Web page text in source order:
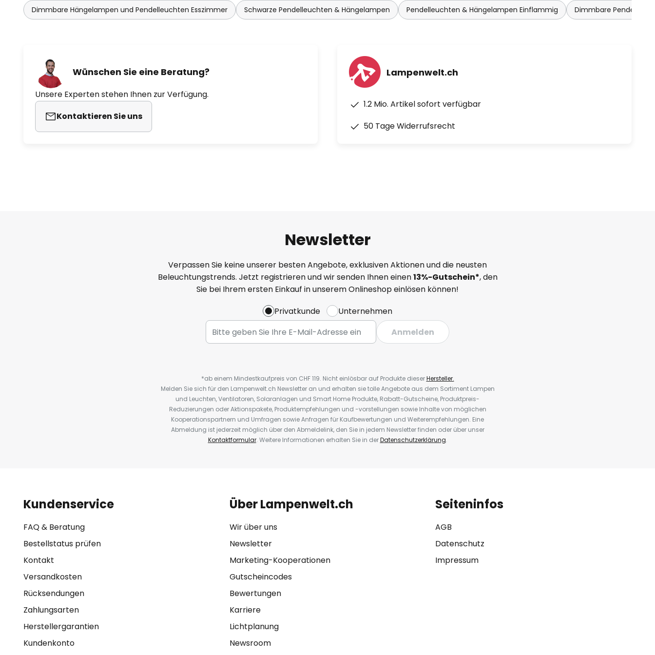
Dimmbare Hängelampen und Pendelleuchten Esszimmer Schwarze Pendelleuchten & Hängelampen Pendelleuchten & Hängelampen Einflammig Dimmbare
Wünschen Sie eine Beratung?
Unsere Experten stehen Ihnen zur Verfügung.
Kontaktieren Sie uns
Lampenwelt.ch
1.2 Mio. Artikel sofort verfügbar
50 Tage Widerrufsrecht
Newsletter
Verpassen Sie keine unserer besten Angebote, exklusiven Aktionen und die neusten
Beleuchtungstrends. Jetzt registrieren und wir senden Ihnen einen13%-Gutschein*, den
Sie bei Ihrem ersten Einkauf in unserem Onlineshop einlösen können!
Privatkunde
Unternehmen
Anmelden
*ab einem Mindestkaufpreis von CHF 119. Nicht einlösbar auf Produkte dieserHersteller.
Melden Sie sich für den Lampenwelt.ch Newsletter an und erhalten sie tolle Angebote aus dem Sortiment Lampen
und Leuchten, Ventilatoren, Solaranlagen und Smart Home Produkte, Rabatt-Gutscheine, Produktpreis-
Reduzierungen oder Aktionspakete, Produktempfehlungen und -vorstellungen sowie Inhalte von möglichen
Kooperationspartnern und Umfragen sowie Anfragen für Kaufbewertungen und Weiterempfehlungen. Eine
Abmeldung ist jederzeit möglich über den Abmeldelink, den Sie in jedem Newsletter finden oder über unser
Kontaktformular. Weitere Informationen erhalten Sie in derDatenschutzerklärung.
Kundenservice
FAQ & Beratung
Bestellstatus prüfen
Kontakt
Versandkosten
Rücksendungen
Zahlungsarten
Herstellergarantien
Kundenkonto
Über Lampenwelt.ch
Wir über uns
Newsletter
Marketing-Kooperationen
Gutscheincodes
Bewertungen
Karriere
Lichtplanung
Newsroom
Seiteninfos
AGB
Datenschutz
Impressum